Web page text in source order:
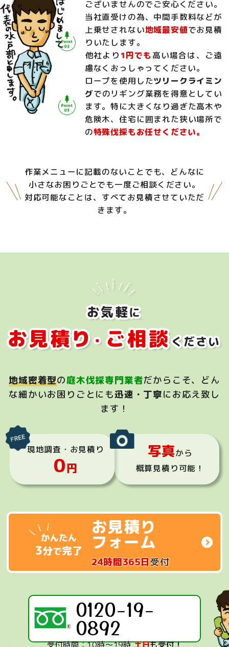
ございませんのでご安心ください。
当社直受けの為、中間手数料などが
上乗せされない地域最安値でお見積
りいたします。
他社より 1円でも高い場合は、ご遠
慮なくおっしゃってください。
ロープを使用したツリークライミン
グでのリギング業務を得意としてい
ます。特に大きくなり過ぎた高木や
危険木、住宅に囲まれた狭い場所で
の特殊伐採もお任せください。
作業メニューに記載のないことでも、どんなに
小さなお困りごとでも一度ご相談ください。
対応可能なことは、すべてお見積させていただ
きます。
地域密着型の庭木伐採専門業者だからこそ、 どん
な細かいお困りごとにも迅速・丁寧にお応え致し
ます！
現地調査・お見積り
0円
写真から
概算見積り可能！
お見積り
フォーム
24時間365日受付
0120-19-
0892